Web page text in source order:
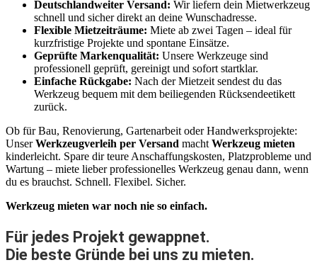
Deutschlandweiter Versand: Wir liefern dein Mietwerkzeug
schnell und sicher direkt an deine Wunschadresse.
Flexible Mietzeiträume: Miete ab zwei Tagen – ideal für
kurzfristige Projekte und spontane Einsätze.
Geprüfte Markenqualität: Unsere Werkzeuge sind
professionell geprüft, gereinigt und sofort startklar.
Einfache Rückgabe: Nach der Mietzeit sendest du das
Werkzeug bequem mit dem beiliegenden Rücksendeetikett
zurück.
Ob für Bau, Renovierung, Gartenarbeit oder Handwerksprojekte:
UnserWerkzeugverleih per Versand macht Werkzeug mieten
kinderleicht. Spare dir teure Anschaffungskosten, Platzprobleme und
Wartung – miete lieber professionelles Werkzeug genau dann, wenn
du es brauchst. Schnell. Flexibel. Sicher.
Werkzeug mieten war noch nie so einfach.
Für jedes Projekt gewappnet.
Die beste Gründe bei uns zu mieten.